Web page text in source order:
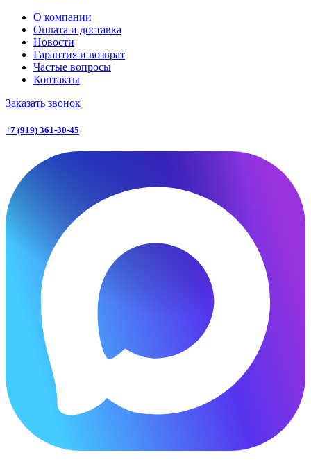
О компании
Оплата и доставка
Новости
Гарантия и возврат
Частые вопросы
Контакты
Заказать звонок
+7 (919) 361-30-45